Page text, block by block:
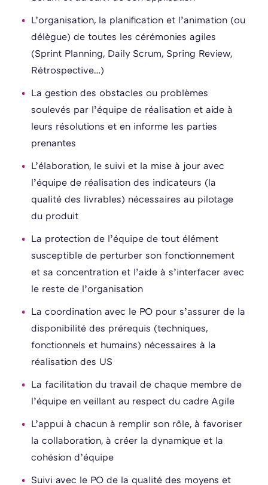
L’organisation, la planification et l’animation (ou
délègue) de toutes les cérémonies agiles
(Sprint Planning, Daily Scrum, Spring Review,
Rétrospective…)
La gestion des obstacles ou problèmes
soulevés par l’équipe de réalisation et aide à
leurs résolutions et en informe les parties
prenantes
L’élaboration, le suivi et la mise à jour avec
l’équipe de réalisation des indicateurs (la
qualité des livrables) nécessaires au pilotage
du produit
La protection de l’équipe de tout élément
susceptible de perturber son fonctionnement
et sa concentration et l’aide à s’interfacer avec
le reste de l’organisation
La coordination avec le PO pour s’assurer de la
disponibilité des prérequis (techniques,
fonctionnels et humains) nécessaires à la
réalisation des US
La facilitation du travail de chaque membre de
l’équipe en veillant au respect du cadre Agile
L’appui à chacun à remplir son rôle, à favoriser
la collaboration, à créer la dynamique et la
cohésion d’équipe
Suivi avec le PO de la qualité des moyens et